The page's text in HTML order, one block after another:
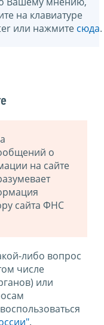
на клавиатуре
или нажмите сюда.
о
на сайте
сайта ФНС
либо вопрос
числе
или
.